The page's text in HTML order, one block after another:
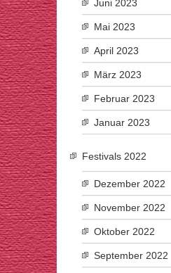
Juni 2023
Mai 2023
April 2023
März 2023
Februar 2023
Januar 2023
Festivals 2022
Dezember 2022
November 2022
Oktober 2022
September 2022